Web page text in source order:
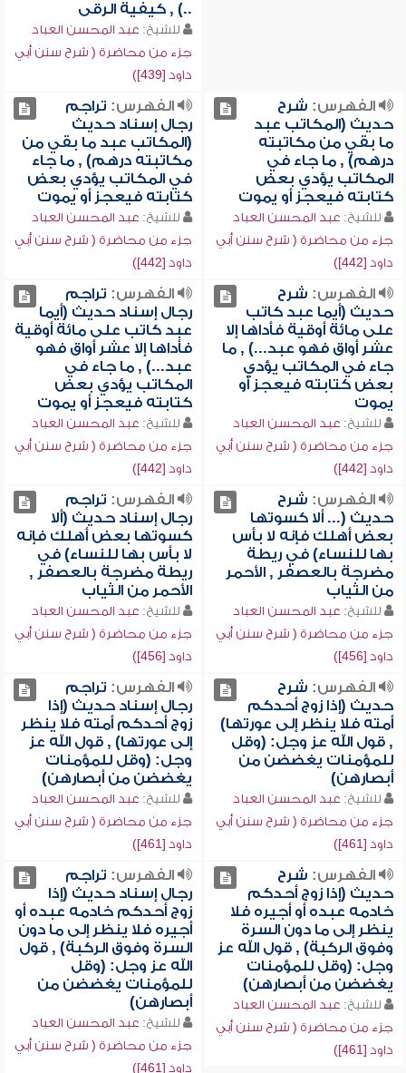
..) , كيفية الرقى
للشيخ: عبد المحسن العباد
جزء من محاضرة ( شرح سنن أبي
داود [439])
الفهرس: شرح
حديث (المكاتب عبد
ما بقي من مكاتبته
درهم) , ما جاء في
المكاتب يؤدي بعض
كتابته فيعجز أو يموت
للشيخ: عبد المحسن العباد
جزء من محاضرة ( شرح سنن أبي
داود [442])
الفهرس: تراجم
رجال إسناد حديث
(المكاتب عبد ما بقي من
مكاتبته درهم) , ما جاء
في المكاتب يؤدي بعض
كتابته فيعجز أو يموت
للشيخ: عبد المحسن العباد
جزء من محاضرة ( شرح سنن أبي
داود [442])
الفهرس: شرح
حديث (أيما عبد كاتب
على مائة أوقية فأداها إلا
عشر أواق فهو عبد...) , ما
جاء في المكاتب يؤدي
بعض كتابته فيعجز أو
يموت
للشيخ: عبد المحسن العباد
جزء من محاضرة ( شرح سنن أبي
داود [442])
الفهرس: تراجم
رجال إسناد حديث (أيما
عبد كاتب على مائة أوقية
فأداها إلا عشر أواق فهو
عبد...) , ما جاء في
المكاتب يؤدي بعض
كتابته فيعجز أو يموت
للشيخ: عبد المحسن العباد
جزء من محاضرة ( شرح سنن أبي
داود [442])
الفهرس: شرح
حديث (... ألا كسوتها
بعض أهلك فإنه لا بأس
بها للنساء) في ريطة
مضرجة بالعصفر , الأحمر
من الثياب
للشيخ: عبد المحسن العباد
جزء من محاضرة ( شرح سنن أبي
داود [456])
الفهرس: تراجم
رجال إسناد حديث (ألا
كسوتها بعض أهلك فإنه
لا بأس بها للنساء) في
ريطة مضرجة بالعصفر ,
الأحمر من الثياب
للشيخ: عبد المحسن العباد
جزء من محاضرة ( شرح سنن أبي
داود [456])
الفهرس: شرح
حديث (إذا زوج أحدكم
أمته فلا ينظر إلى عورتها)
, قول الله عز وجل: (وقل
للمؤمنات يغضضن من
أبصارهن)
للشيخ: عبد المحسن العباد
جزء من محاضرة ( شرح سنن أبي
داود [461])
الفهرس: تراجم
رجال إسناد حديث (إذا
زوج أحدكم أمته فلا ينظر
إلى عورتها) , قول الله عز
وجل: (وقل للمؤمنات
يغضضن من أبصارهن)
للشيخ: عبد المحسن العباد
جزء من محاضرة ( شرح سنن أبي
داود [461])
الفهرس: شرح
حديث (إذا زوج أحدكم
خادمه عبده أو أجيره فلا
ينظر إلى ما دون السرة
وفوق الركبة) , قول الله عز
وجل: (وقل للمؤمنات
يغضضن من أبصارهن)
للشيخ: عبد المحسن العباد
جزء من محاضرة ( شرح سنن أبي
داود [461])
الفهرس: تراجم
رجال إسناد حديث (إذا
زوج أحدكم خادمه عبده أو
أجيره فلا ينظر إلى ما دون
السرة وفوق الركبة) , قول
الله عز وجل: (وقل
للمؤمنات يغضضن من
أبصارهن)
للشيخ: عبد المحسن العباد
جزء من محاضرة ( شرح سنن أبي
داود [461])